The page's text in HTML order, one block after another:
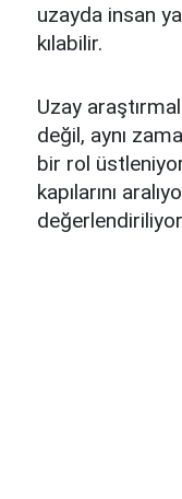
uzayda insan
kılabilir.
Uzay
değil, aynı
bir rol
kapılarını